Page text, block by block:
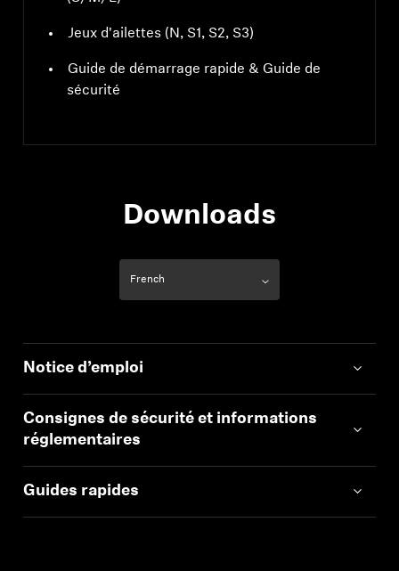
Jeux d'ailettes (N, S1, S2, S3)
Guide de démarrage rapide & Guide de
sécurité
Downloads
Notice d’emploi
Consignes de sécurité et informations
réglementaires
Guides rapides